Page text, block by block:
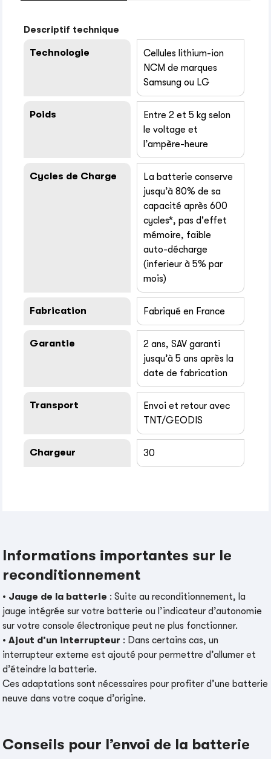
Descriptif technique
Technologie
Cellules lithium-ion
NCM de marques
Samsung ou LG
Poids
Entre 2 et 5 kg selon
le voltage et
l’ampère-heure
Cycles de Charge
La batterie conserve
jusqu’à 80% de sa
capacité après 600
cycles*, pas d'effet
mémoire, faible
auto-décharge
(inferieur à 5% par
mois)
Fabrication Fabriqué en France
Garantie
2 ans, SAV garanti
jusqu’à 5 ans après la
date de fabrication
Transport
Envoi et retour avec
TNT/GEODIS
Chargeur 30
Informations importantes sur le
reconditionnement
• Jauge de la batterie : Suite au reconditionnement, la
jauge intégrée sur votre batterie ou l’indicateur d’autonomie
sur votre console électronique peut ne plus fonctionner.
•Ajout d’un interrupteur : Dans certains cas, un
interrupteur externe est ajouté pour permettre d’allumer et
d’éteindre la batterie.
Ces adaptations sont nécessaires pour profiter d’une batterie
neuve dans votre coque d’origine.
Conseils pour l’envoi de la batterie